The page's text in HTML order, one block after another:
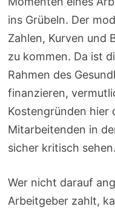
ins Grübeln. Der
Zahlen, Kurven und
zu kommen. Da ist
Rahmen des
finanzieren,
Kostengründen hier
Mitarbeitenden in
sicher kritisch sehen.
Wer nicht darauf
Arbeitgeber zahlt,